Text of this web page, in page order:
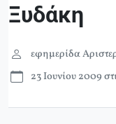
Ξυδάκη
εφημερίδα
23 Ιουνίου 2009